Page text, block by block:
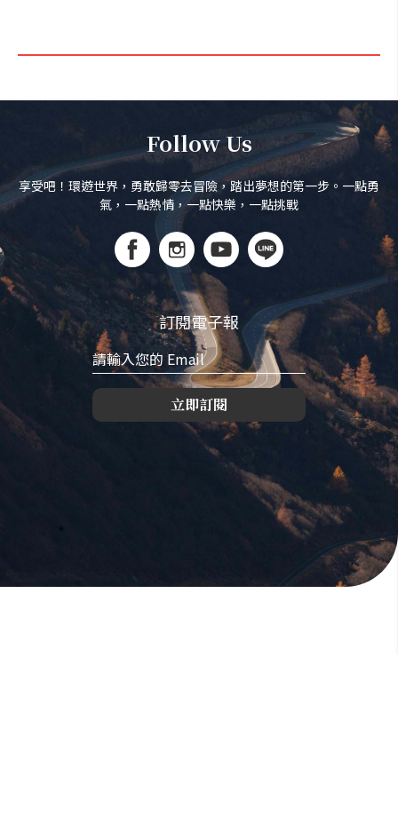
Follow Us
享受吧！環遊世界，勇敢歸零去冒險，踏出夢想的第一步。一點勇
氣，一點熱情，一點快樂，一點挑戰
訂閱電子報
立即訂閱